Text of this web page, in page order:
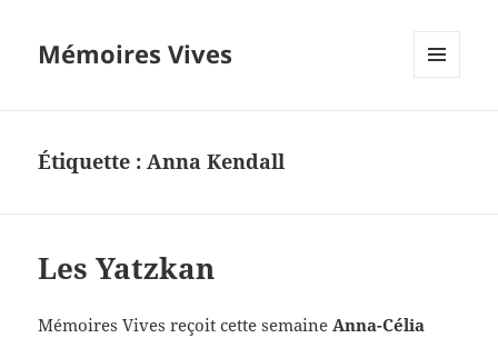
Mémoires Vives
Étiquette :Anna Kendall
Les Yatzkan
Mémoires Vives reçoit cette semaineAnna-Célia